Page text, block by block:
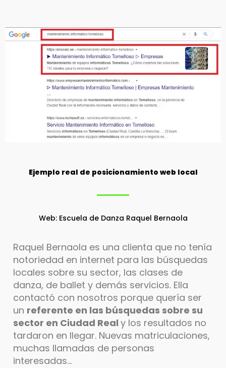
Ejemplo real de posicionamiento web local
Web: Escuela de Danza Raquel Bernaola
Raquel Bernaola es una clienta que no tenía
notoriedad en internet para las búsquedas
locales sobre su sector, las clases de
danza, de ballet y demás servicios. Ella
contactó con nosotros porque quería ser
un referente en las búsquedas sobre su
sector en Ciudad Real y los resultados no
tardaron en llegar. Nuevas matriculaciones,
muchas llamadas de personas
interesadas…